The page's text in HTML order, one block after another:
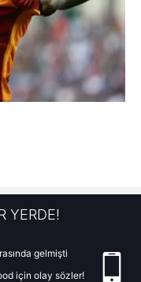
YERDE!
gelmişti
için olay sözler!